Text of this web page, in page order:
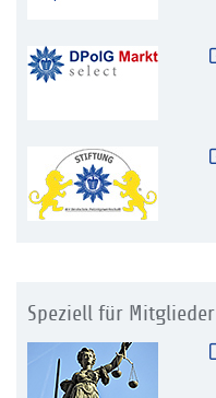
Speziell für Mitglieder